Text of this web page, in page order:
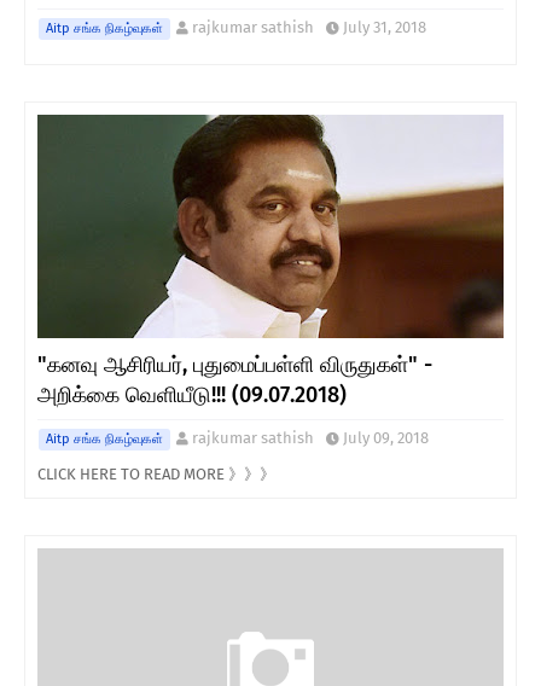
Aitp சங்க நிகழ்வுகள் rajkumar sathish July 31, 2018
"கனவு ஆசிரியர், புதுமைப்பள்ளி விருதுகள்" -
அறிக்கை வெளியீடு!!! (09.07.2018)
Aitp சங்க நிகழ்வுகள் rajkumar sathish
July 09, 2018
CLICK HERE TO READ MORE 》》》